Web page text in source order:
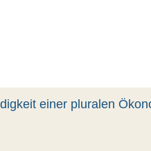
einer pluralen